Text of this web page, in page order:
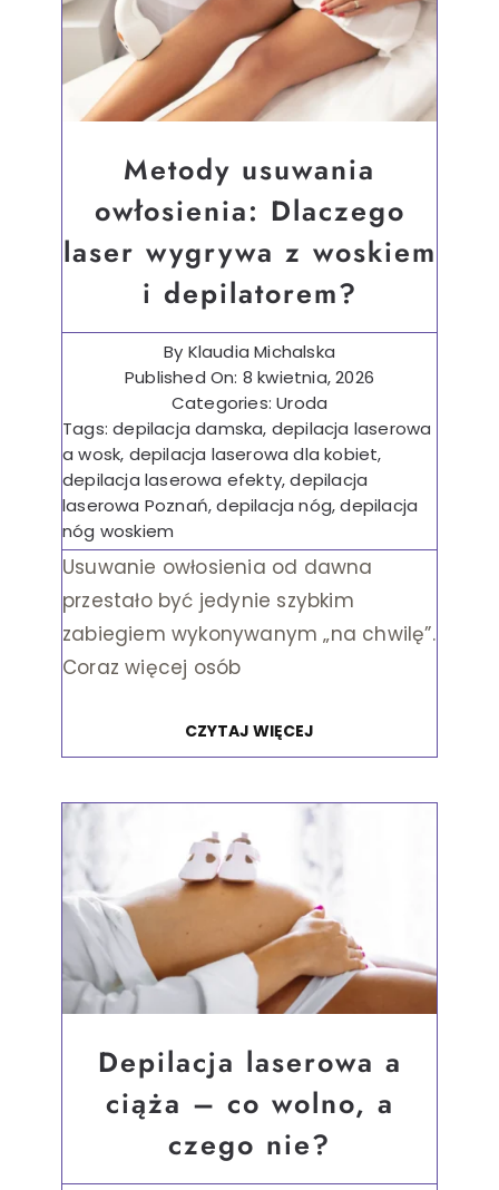
Dietetyka
Finanse
Wystrój wnętrz
Metody usuwania
owłosienia: Dlaczego
laser wygrywa z woskiem
i depilatorem?
By Klaudia Michalska
Published On: 8 kwietnia, 2026
Categories:Uroda
Tags:depilacja damska, depilacja laserowa
a wosk, depilacja laserowa dla kobiet,
depilacja laserowa efekty,depilacja
laserowa Poznań,depilacja nóg,depilacja
nóg woskiem
Usuwanie owłosienia od dawna
przestało być jedynie szybkim
zabiegiem wykonywanym „na chwilę”.
Coraz więcej osób
CZYTAJ WIĘCEJ
Depilacja laserowa a
ciąża – co wolno, a
czego nie?